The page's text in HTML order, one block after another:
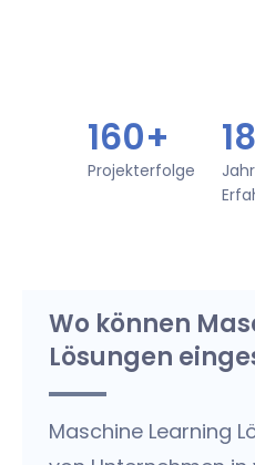
160+
Projekterfolge
Wo können
Lösungen
Maschine Learning